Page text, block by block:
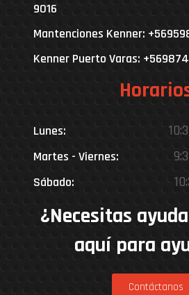
9016
Mantenciones Kenner:
Kenner Puerto Varas:
Lunes:
Martes - Viernes:
Sábado:
¿Necesitas
aquí para
Contáctanos